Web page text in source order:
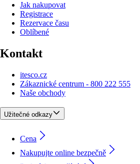
Jak nakupovat
Registrace
Rezervace času
Oblíbené
Kontakt
itesco.cz
Zákaznické centrum - 800 222 555
Naše obchody
Užitečné odkazy
Cena
Nakupujte online bezpečně